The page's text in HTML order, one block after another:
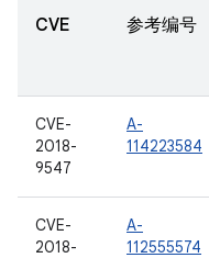
CVE 参考编号
CVE-
2018-
9547
A-
114223584
CVE-
2018-
A-
112555574